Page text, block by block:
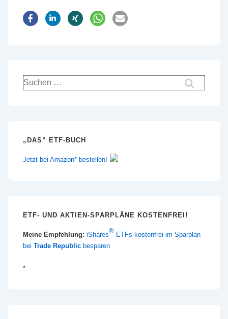
Suchen
nach:
„DAS“ ETF-BUCH
Jetzt bei Amazon* bestellen!
ETF- UND AKTIEN-SPARPLÄNE KOSTENFREI!
Meine Empfehlung: iShares®-ETFs kostenfrei im Sparplan
bei Trade Republic besparen
*